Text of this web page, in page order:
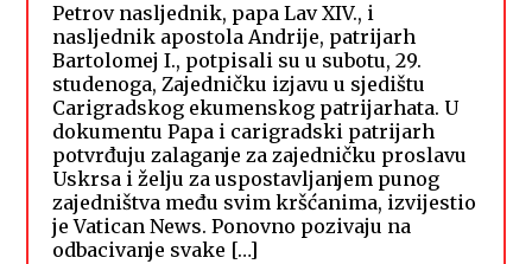
Petrov nasljednik, papa Lav XIV., i
nasljednik apostola Andrije, patrijarh
Bartolomej I., potpisali su u subotu, 29.
studenoga, Zajedničku izjavu u sjedištu
Carigradskog ekumenskog patrijarhata. U
dokumentu Papa i carigradski patrijarh
potvrđuju zalaganje za zajedničku proslavu
Uskrsa i želju za uspostavljanjem punog
zajedništva među svim kršćanima, izvijestio
je Vatican News. Ponovno pozivaju na
odbacivanje svake […]